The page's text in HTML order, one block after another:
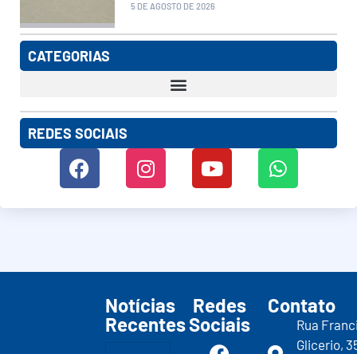
5 DE AGOSTO DE 2026
CATEGORIAS
REDES SOCIAIS
Notícias
Recentes
Redes
Sociais
Contato
Rua
Glicerio,